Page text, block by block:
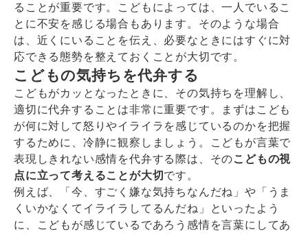
ることが重要です。こどもによっては、一人でいるこ
とに不安を感じる場合もあります。そのような場合
は、近くにいることを伝え、必要なときにはすぐに対
応できる態勢を整えておくことが大切です。
こどもの気持ちを代弁する
こどもがカッとなったときに、その気持ちを理解し、
適切に代弁することは非常に重要です。まずはこども
が何に対して怒りやイライラを感じているのかを把握
するために、冷静に観察しましょう。こどもが言葉で
表現しきれない感情を代弁する際は、そのこどもの視
点に立って考えることが大切 です。
例えば、「今、すごく嫌な気持ちなんだね」や「うま
くいかなくてイライラしてるんだね」といったよう
に、こどもが感じているであろう感情を言葉にしてあ